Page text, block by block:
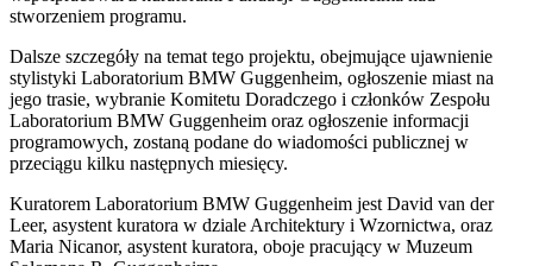
stworzeniem programu.
Dalsze szczegóły na temat tego projektu, obejmujące ujawnienie
stylistyki Laboratorium BMW Guggenheim, ogłoszenie miast na
jego trasie, wybranie Komitetu Doradczego i członków Zespołu
Laboratorium BMW Guggenheim oraz ogłoszenie informacji
programowych, zostaną podane do wiadomości publicznej w
przeciągu kilku następnych miesięcy.
Kuratorem Laboratorium BMW Guggenheim jest David van der
Leer, asystent kuratora w dziale Architektury i Wzornictwa, oraz
Maria Nicanor, asystent kuratora, oboje pracujący w Muzeum